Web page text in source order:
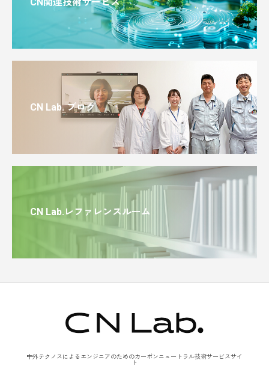
CN Lab. ブログ
CN Lab.レファレンスルーム
中外テクノスによるエンジニアのためのカーボンニュートラル技術サービスサイ
ト